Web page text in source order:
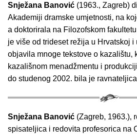
Snježana Banović (1963., Zagreb)
Akademiji dramske umjetnosti, na
a doktorirala na Filozofskom
je više od trideset režija u Hrvatskoj i
objavila mnoge tekstove o kazalištu,
kazališnom menadžmentu i
do studenog 2002. bila je
Snježana Banović (Zagreb, 1963.),
spisateljica i redovita profesorica na